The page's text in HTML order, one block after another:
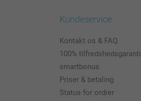
Kundeservice
Kontakt os & FAQ
100% tilfredshedsgaranti
smartbonus
Priser & betaling
Status for ordrer